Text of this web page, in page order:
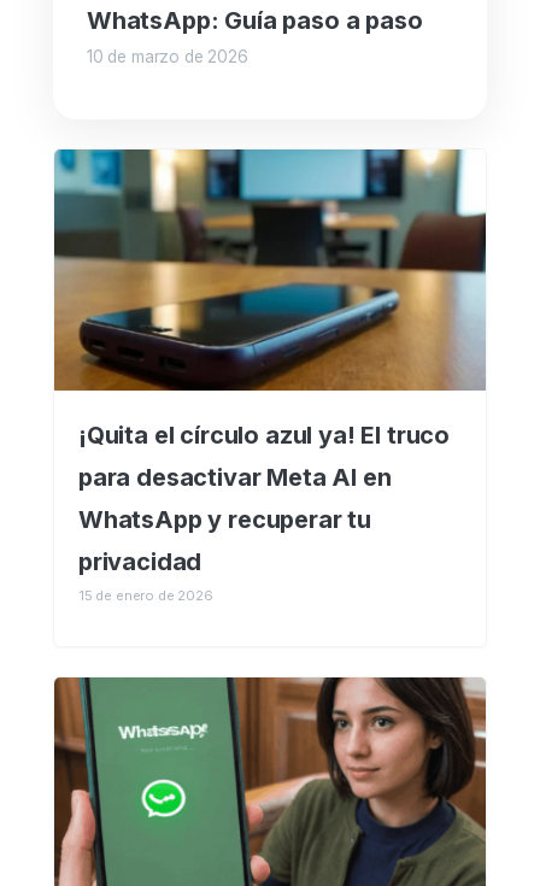
WhatsApp: Guía paso a paso
10 de marzo de 2026
¡Quita el círculo azul ya! El truco
para desactivar Meta AI en
WhatsApp y recuperar tu
privacidad
15 de enero de 2026